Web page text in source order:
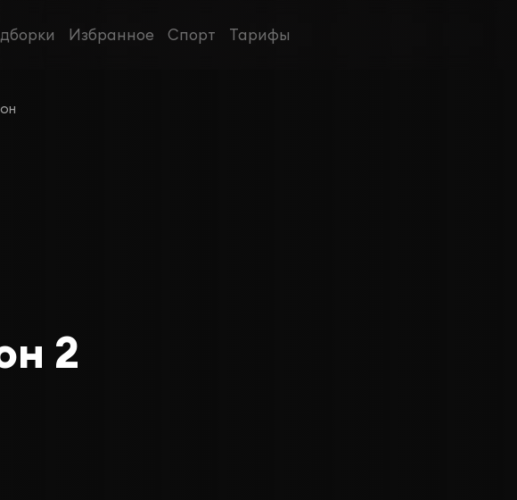
Избранное Спорт Тарифы
2